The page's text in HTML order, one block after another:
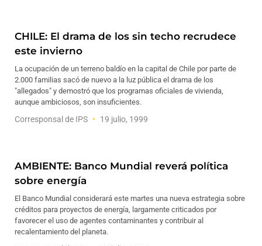
CHILE: El drama de los sin techo recrudece
este invierno
La ocupación de un terreno baldío en la capital de Chile por parte de
2.000 familias sacó de nuevo a la luz pública el drama de los
"allegados" y demostró que los programas oficiales de vivienda,
aunque ambiciosos, son insuficientes.
Corresponsal de IPS 19 julio, 1999
AMBIENTE: Banco Mundial reverá política
sobre energía
El Banco Mundial considerará este martes una nueva estrategia sobre
créditos para proyectos de energía, largamente criticados por
favorecer el uso de agentes contaminantes y contribuir al
recalentamiento del planeta.